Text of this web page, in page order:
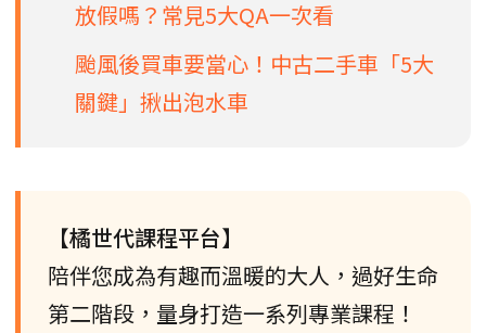
放假嗎？常見5大QA一次看
颱風後買車要當心！中古二手車「5大
關鍵」揪出泡水車
【橘世代課程平台】
陪伴您成為有趣而溫暖的大人，過好生命
第二階段，量身打造一系列專業課程！